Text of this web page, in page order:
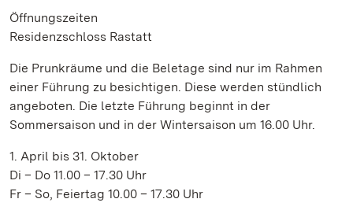
Öffnungszeiten
Residenzschloss Rastatt
Die Prunkräume und die Beletage sind nur im Rahmen
einer Führung zu besichtigen. Diese werden stündlich
angeboten. Die letzte Führung beginnt in der
Sommersaison und in der Wintersaison um 16.00 Uhr.
1. April bis 31. Oktober
Di – Do 11.00 – 17.30 Uhr
Fr – So, Feiertag 10.00 – 17.30 Uhr